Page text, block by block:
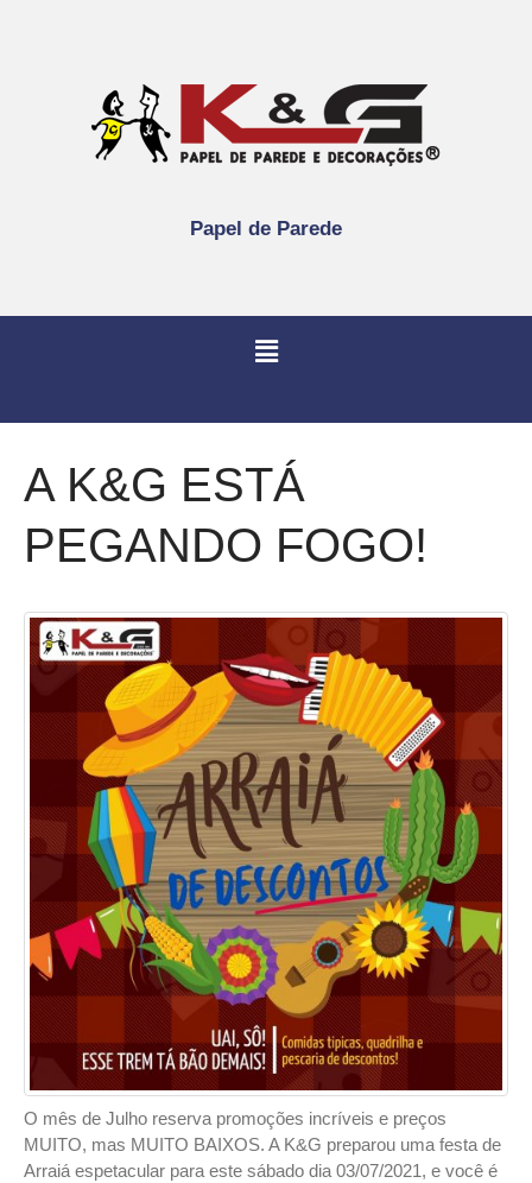
Papel de Parede
A K&G ESTÁ
PEGANDO FOGO!
O mês de Julho reserva promoções incríveis e preços
MUITO, mas MUITO BAIXOS. A K&G preparou uma festa de
Arraiá espetacular para este sábado dia 03/07/2021, e você é